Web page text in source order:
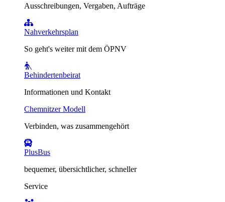
Ausschreibungen, Vergaben, Aufträge
Nahverkehrsplan
So geht's weiter mit dem ÖPNV
Behindertenbeirat
Informationen und Kontakt
Chemnitzer Modell
Verbinden, was zusammengehört
PlusBus
bequemer, übersichtlicher, schneller
Service